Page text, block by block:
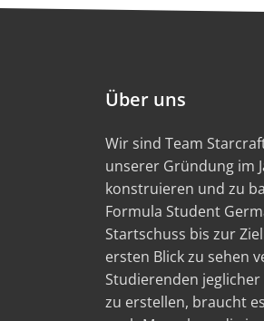
Über uns
Wir sind Team
unserer Gründung im
konstruieren und zu
Formula Student
Startschuss bis zur
ersten Blick zu sehen
Studierenden
zu erstellen, braucht